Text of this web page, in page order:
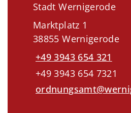
Stadt Wernigerode
Marktplatz 1
38855 Wernigerode
+49 3943 654 321
+49 3943 654 7321